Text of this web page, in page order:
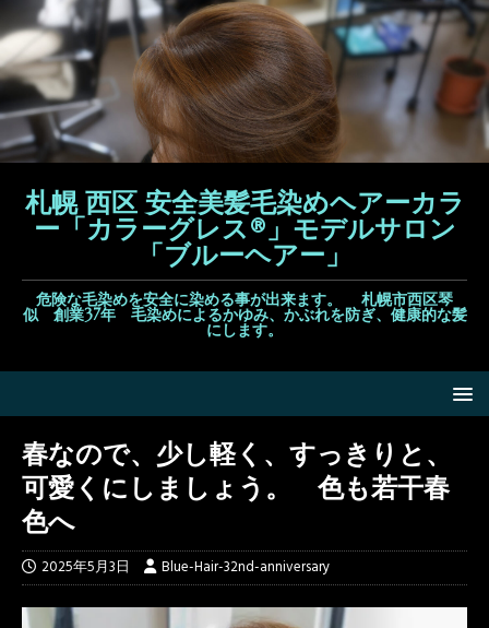
札幌 西区 安全美髪毛染めヘアーカラ
ー「カラーグレス®」モデルサロン
「ブルーヘアー」
危険な毛染めを安全に染める事が出来ます。 札幌市西区琴
似 創業37年 毛染めによるかゆみ、かぶれを防ぎ、健康的な髪
にします。
春なので、少し軽く、すっきりと、
可愛くにしましょう。 色も若干春
色へ
2025年5月3日 Blue-Hair-32nd-anniversary